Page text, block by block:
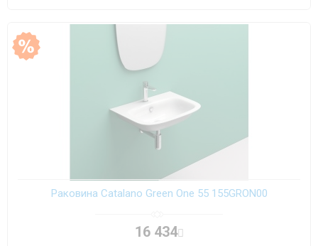
Раковина Catalano Green One 55 155GRON00
16 434